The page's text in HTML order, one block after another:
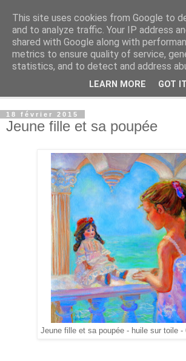
Alisa Kazakova
18 février 2015
Jeune fille et sa poupée
Jeune fille et sa poupée - huile sur toile -
This site uses cookies from Google to
and to analyze traffic. Your IP address
shared with Google along with
metrics to ensure quality of service,
statistics, and to detect and address
LEARN MORE GOT IT